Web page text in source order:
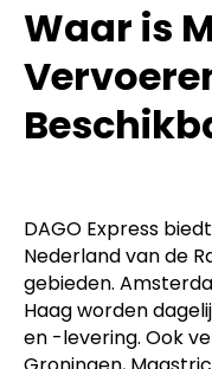
Waar is
DAGO Express biedt
Nederland van de
gebieden.
Haag worden
en -levering. Ook